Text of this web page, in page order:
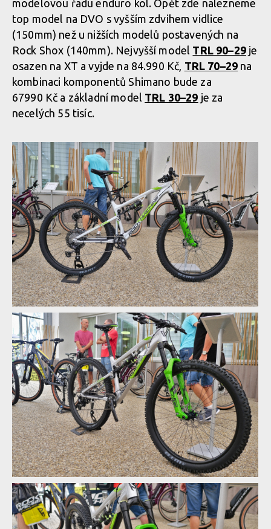
Rock Machine 2020 - nové barvy a DVO odpružení
Rock Machine 2020 - nové barvy a DVO odpružení
Rock Machine 2020 - nové barvy a DVO odpružení
Rock Machine 2020 - nové barvy a DVO odpružení
modelovou řadu enduro kol. Opět zde nalezneme
top model na DVO s vyšším zdvihem vidlice
(150mm) než u nižších modelů postavených na
Rock Shox (140mm). Nejvyšší model TRL 90–29je
osazen na XT a vyjde na 84.990 Kč, TRL 70–29 na
kombinaci komponentů Shimano bude za
67990 Kč a základní model TRL 30–29 je za
necelých 55 tisíc.
Rock Machine 2020 - nové barvy a DVO odpružení
Rock Machine 2020 - nové barvy a DVO odpružení
Rock Machine 2020 - nové barvy a DVO odpružení
Rock Machine 2020 - nové barvy a DVO odpružení
Rock Machine 2020 - nové barvy a DVO odpružení
Rock Machine 2020 - nové barvy a DVO odpružení